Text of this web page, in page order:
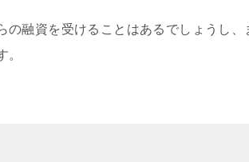
の融資を受けることはあるでしょうし
。